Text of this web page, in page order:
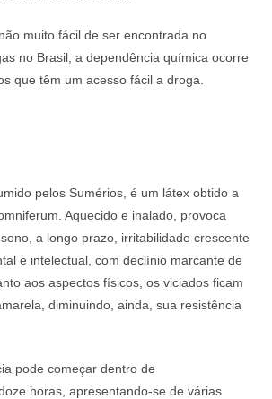
muito fácil de ser encontrada no
no Brasil, a dependência química ocorre
que têm um acesso fácil a droga.
pelos Sumérios, é um látex obtido a
Aquecido e inalado, provoca
a longo prazo, irritabilidade crescente
e intelectual, com declínio marcante de
aos aspectos físicos, os viciados ficam
diminuindo, ainda, sua resistência
pode começar dentro de
horas, apresentando-se de várias